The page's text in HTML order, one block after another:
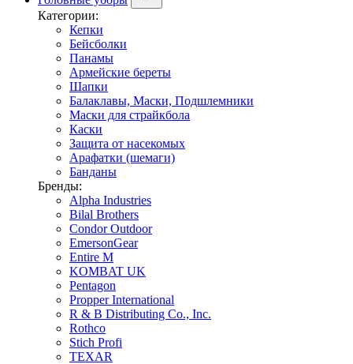
Категории:
Кепки
Бейсболки
Панамы
Армейские береты
Шапки
Балаклавы, Маски, Подшлемники
Маски для страйкбола
Каски
Защита от насекомых
Арафатки (шемаги)
Банданы
Бренды:
Alpha Industries
Bilal Brothers
Condor Outdoor
EmersonGear
Entire M
KOMBAT UK
Pentagon
Propper International
R & B Distributing Co., Inc.
Rothco
Stich Profi
TEXAR